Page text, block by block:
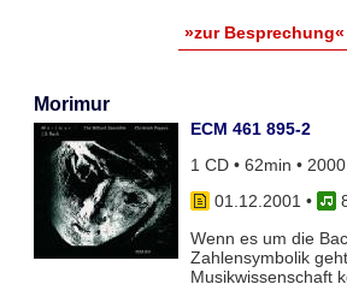
»zur Besprechung«
Morimur
ECM 461 895-2
1 CD • 62min • 2000
01.12.2001 •
Wenn es um die
Zahlensymbolik
Musikwissenschaft